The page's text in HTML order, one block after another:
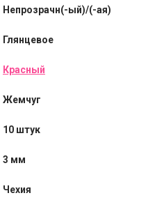
Непрозрачн(-ый)/(-ая)
Глянцевое
Красный
Жемчуг
10 штук
3 мм
Чехия